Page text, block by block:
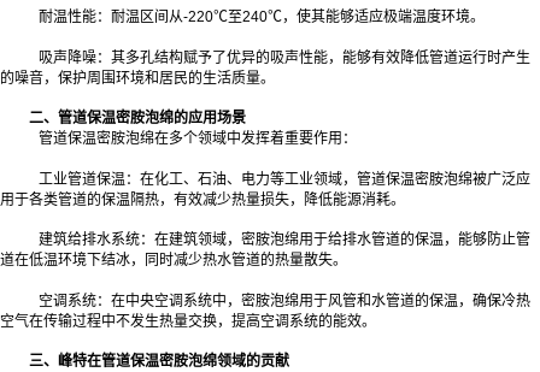
耐温性能：耐温区间从-220℃至240℃，使其能够适应极端温度环境。
吸声降噪：其多孔结构赋予了优异的吸声性能，能够有效降低管道运行时产生
的噪音，保护周围环境和居民的生活质量。
二、管道保温密胺泡绵的应用场景
管道保温密胺泡绵在多个领域中发挥着重要作用：
工业管道保温：在化工、石油、电力等工业领域，管道保温密胺泡绵被广泛应
用于各类管道的保温隔热，有效减少热量损失，降低能源消耗。
建筑给排水系统：在建筑领域，密胺泡绵用于给排水管道的保温，能够防止管
道在低温环境下结冰，同时减少热水管道的热量散失。
空调系统：在中央空调系统中，密胺泡绵用于风管和水管道的保温，确保冷热
空气在传输过程中不发生热量交换，提高空调系统的能效。
三、峰特在管道保温密胺泡绵领域的贡献